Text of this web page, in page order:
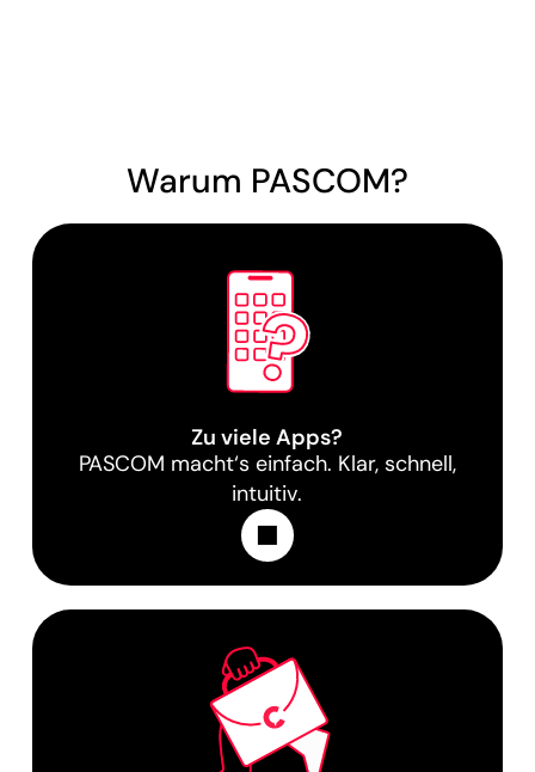
Warum PASCOM?
Zu viele Apps?
PASCOM macht‘s einfach. Klar, schnell,
intuitiv.
Learn More